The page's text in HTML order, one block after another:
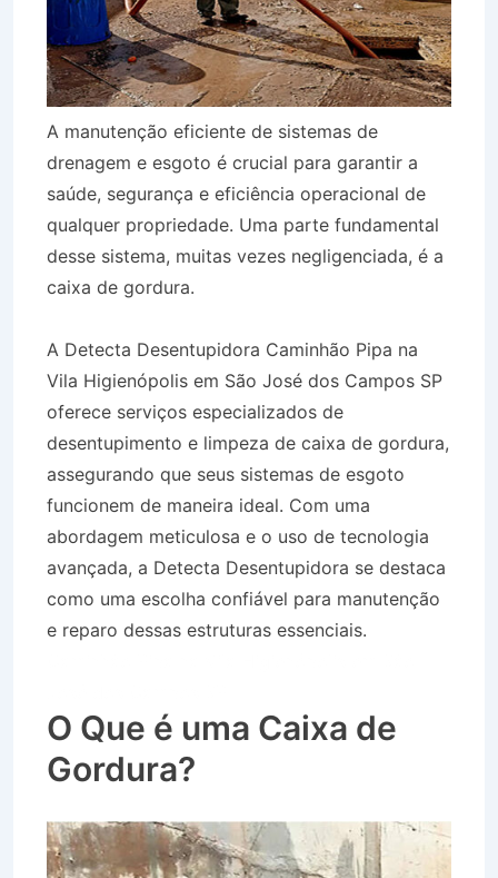
A manutenção eficiente de sistemas de
drenagem e esgoto é crucial para garantir a
saúde, segurança e eficiência operacional de
qualquer propriedade. Uma parte fundamental
desse sistema, muitas vezes negligenciada, é a
caixa de gordura.
A Detecta Desentupidora Caminhão Pipa na
Vila Higienópolis em São José dos Campos SP
oferece serviços especializados de
desentupimento e limpeza de caixa de gordura,
assegurando que seus sistemas de esgoto
funcionem de maneira ideal. Com uma
abordagem meticulosa e o uso de tecnologia
avançada, a Detecta Desentupidora se destaca
como uma escolha confiável para manutenção
e reparo dessas estruturas essenciais.
O Que é uma Caixa de
Gordura?